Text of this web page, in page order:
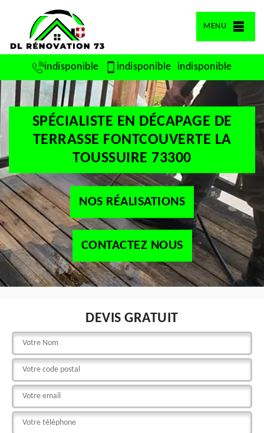
MENU
indisponible indisponible indisponible
SPÉCIALISTE EN DÉCAPAGE DE
TERRASSE FONTCOUVERTE LA
TOUSSUIRE 73300
NOS RÉALISATIONS
CONTACTEZ NOUS
DEVIS GRATUIT